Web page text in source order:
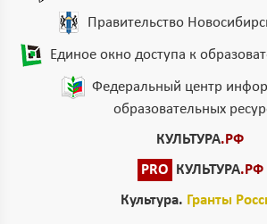
Правительство
Единое окно доступа к
Федеральный центр
образовательных
КУЛЬТУРА.РФ
PRO
КУЛЬТУРА.РФ
Культура. Гранты